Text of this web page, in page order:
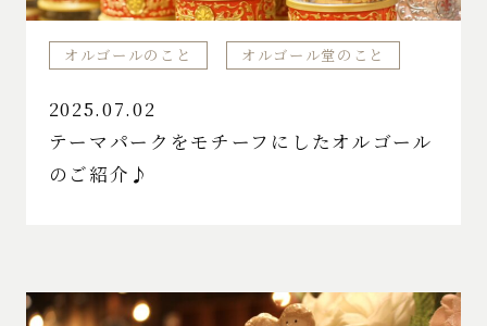
オルゴールのこと オルゴール堂のこと
2025.07.02
テーマパークをモチーフにしたオルゴール
のご紹介♪